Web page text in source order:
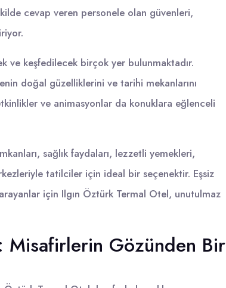
cevap veren personele olan güvenleri,
ve keşfedilecek birçok yer bulunmaktadır.
doğal güzelliklerini ve tarihi mekanlarını
ve animasyonlar da konuklara eğlenceli
sağlık faydaları, lezzetli yemekleri,
tatilciler için ideal bir seçenektir. Eşsiz
için Ilgın Öztürk Termal Otel, unutulmaz
Misafirlerin Gözünden Bir